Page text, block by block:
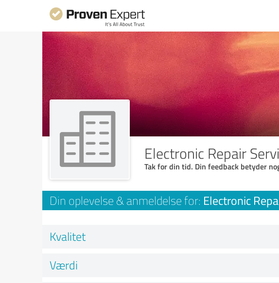
Electronic Repair
Tak for din tid. Din feedback betyder
Din oplevelse & anmeldelse for: Electronic
Kvalitet
Værdi